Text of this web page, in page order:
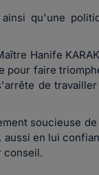
qu'une
Hanife
pour faire
de
soucieuse
en lui
conseil.